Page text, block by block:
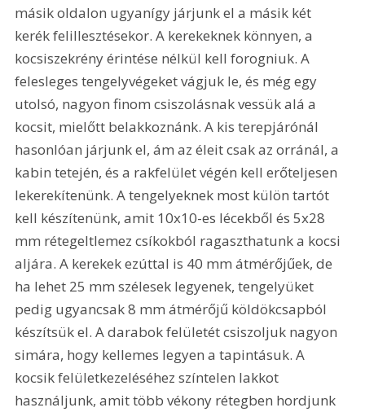
másik oldalon ugyanígy járjunk el a másik két
kerék felillesztésekor. A kerekeknek könnyen, a
kocsiszekrény érintése nélkül kell forogniuk. A
felesleges tengelyvégeket vágjuk le, és még egy
utolsó, nagyon finom csiszolásnak vessük alá a
kocsit, mielőtt belakkoznánk. A kis terepjárónál
hasonlóan járjunk el, ám az éleit csak az orránál, a
kabin tetején, és a rakfelület végén kell erőteljesen
lekerekítenünk. A tengelyeknek most külön tartót
kell készítenünk, amit 10x10-es lécekből és 5x28
mm rétegeltlemez csíkokból ragaszthatunk a kocsi
aljára. A kerekek ezúttal is 40 mm átmérőjűek, de
ha lehet 25 mm szélesek legyenek, tengelyüket
pedig ugyancsak 8 mm átmérőjű köldökcsapból
készítsük el. A darabok felületét csiszoljuk nagyon
simára, hogy kellemes legyen a tapintásuk. A
kocsik felületkezeléséhez színtelen lakkot
használjunk, amit több vékony rétegben hordjunk